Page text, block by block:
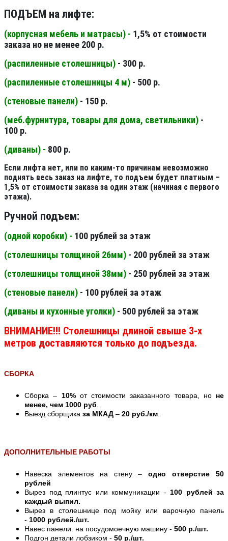
ПОДЪЕМ на лифте:
(корпусная мебель и матрасы) - 1,5% от стоимости
заказа но не менее 200 р.
(распиленные столешницы) - 300 р.
(распиленные столешницы 4 м) - 500 р.
(стеновые панели) - 150 р.
(меб.фурнитура, товары для дома, светильники) -
100 р.
(диваны) - 800 р.
Если лифта нет, или по каким-то причинам невозможно
поднять весь заказ на лифте, то подъем будет платным –
1,5% от стоимости заказа за один этаж (начиная с первого
этажа).
Ручной подъем:
(одной коробки) - 100 рублей за этаж
(столешницы толщиной 26мм) - 200 рублей за этаж
(столешницы толщиной 38мм) - 250 рублей за этаж
(стеновые панели) - 100 рублей за этаж
(диваны и кухонные уголки) - 500 рублей за этаж
ВНИМАНИЕ!!! Столешницы длиной свыше 3-х
метров доставляются только до подъезда.
СБОРКА
Сборка – 10%от стоимости заказанного товара, но не
менее, чем 1000 руб
Выезд сборщика за МКАД – 20 руб./км
ДОПОЛНИТЕЛЬНЫЕ РАБОТЫ
Навеска элементов на стену –одно отверстие 50
рублей
Вырез под плинтус или коммуникации - 100 рублей за
каждый выпил.
Вырез в столешнице под мойку или варочную панель
- 1000 рублей./шт.
Навес панели. на посудомоечную машину - 500 р./шт.
Подгон детали лобзиком - 50 р./шт.